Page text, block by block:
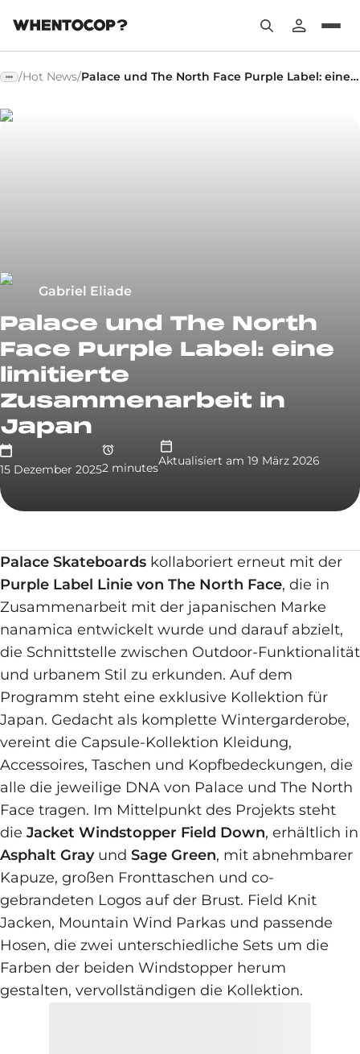
/Hot News/ Palace und The North Face Purple Label: eine limitierte Zusammenarbeit in Japan
Gabriel Eliade
Palace und The North
Face Purple Label: eine
limitierte
Zusammenarbeit in
Japan
15 Dezember 20252 minutesAktualisiert am 19 März 2026
Palace Skateboards kollaboriert erneut mit der
Purple Label Linie von The North Face, die in
Zusammenarbeit mit der japanischen Marke
nanamica entwickelt wurde und darauf abzielt,
die Schnittstelle zwischen Outdoor-Funktionalität
und urbanem Stil zu erkunden. Auf dem
Programm steht eine exklusive Kollektion für
Japan. Gedacht als komplette Wintergarderobe,
vereint die Capsule-Kollektion Kleidung,
Accessoires, Taschen und Kopfbedeckungen, die
alle die jeweilige DNA von Palace und The North
Face tragen. Im Mittelpunkt des Projekts steht
die Jacket Windstopper Field Down, erhältlich in
Asphalt Grayund Sage Green, mit abnehmbarer
Kapuze, großen Fronttaschen und co-
gebrandeten Logos auf der Brust. Field Knit
Jacken, Mountain Wind Parkas und passende
Hosen, die zwei unterschiedliche Sets um die
Farben der beiden Windstopper herum
gestalten, vervollständigen die Kollektion.